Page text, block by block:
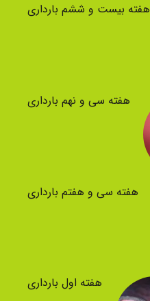
هفته بیست و ششم بارداری
هفته سی و نهم بارداری
هفته سی و هفتم بارداری
هفته اول بارداری